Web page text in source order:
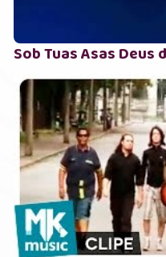
Sob Tuas Asas Deus